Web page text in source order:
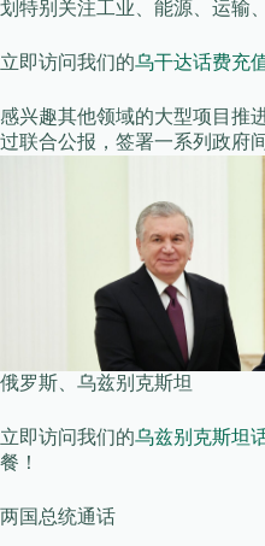
划特别关注工业、能源、运输
立即访问我们的乌干达话费充
感兴趣其他领域的大型项目推
过联合公报，签署一系列政府
俄罗斯、乌兹别克斯坦
立即访问我们的乌兹别克斯坦
餐！
两国总统通话